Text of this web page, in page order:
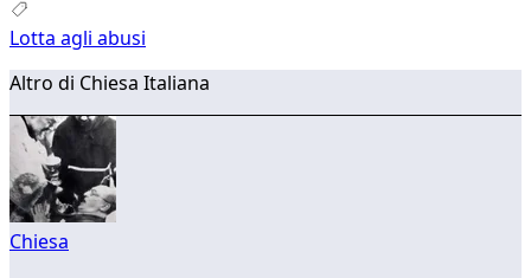
Lotta agli abusi
Altro di Chiesa Italiana
Chiesa